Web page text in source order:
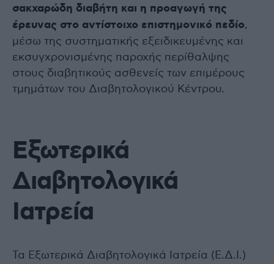
σακχαρώδη διαβήτη και η προαγωγή της
έρευνας στο αντίστοιχο επιστημονικό πεδίο,
μέσω της συστηματικής εξειδικευμένης και
εκσυγχρονισμένης παροχής περίθαλψης
στους διαβητικούς ασθενείς των επιμέρους
τμημάτων του Διαβητολογικού Κέντρου.
Εξωτερικά
Διαβητολογικά
Ιατρεία
Τα Εξωτερικά Διαβητολογικά Ιατρεία (Ε.Δ.Ι.)